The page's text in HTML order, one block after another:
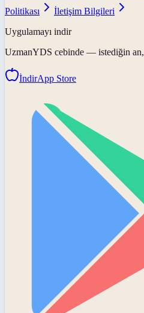
Politikası
İletişim Bilgileri
Uygulamayı indir
UzmanYDS cebinde — istediğin an,
İndirApp Store